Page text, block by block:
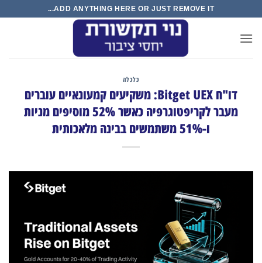
ADD ANYTHING HERE OR JUST REMOVE IT...
דו"ח Bitget UEX: משקיעים קמעונאיים עוברים
מעבר לקריפטוגרפיה כאשר 52% מוסיפים מניות